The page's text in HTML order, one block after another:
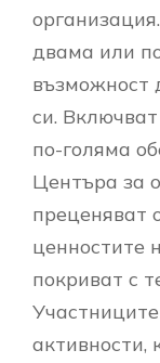
двама или
възможност
си.
по-голяма
Центъра за
преценяват
ценностите
покриват с
активности,